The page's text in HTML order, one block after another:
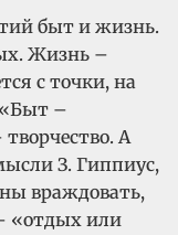
быт и жизнь.
Жизнь –
с точки, на
«Быт –
А
З. Гиппиус,
враждовать,
«отдых или